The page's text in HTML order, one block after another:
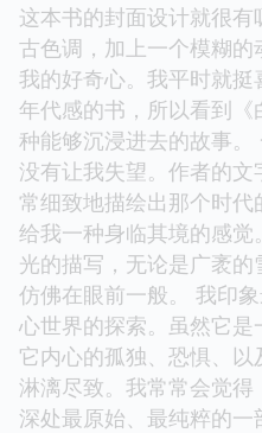
这本书的封面设计就很
古色调，加上一个模糊
我的好奇心。我平时就
年代感的书，所以看到
种能够沉浸进去的故事
没有让我失望。作者的
常细致地描绘出那个时
给我一种身临其境的感
光的描写，无论是广袤
仿佛在眼前一般。 我印
心世界的探索。虽然它
它内心的孤独、恐惧、
淋漓尽致。我常常会觉
深处最原始、最纯粹的一